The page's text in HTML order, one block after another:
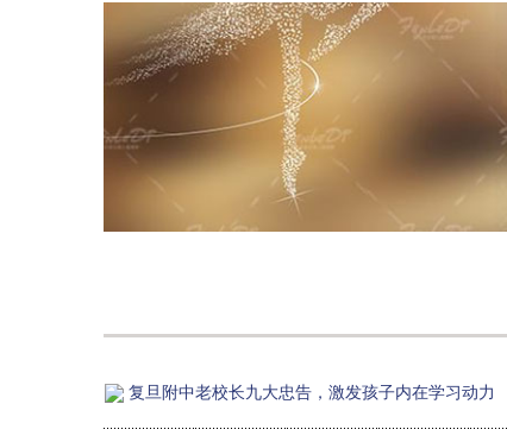
复旦附中老校长九大忠告，激发孩子内在学习动力